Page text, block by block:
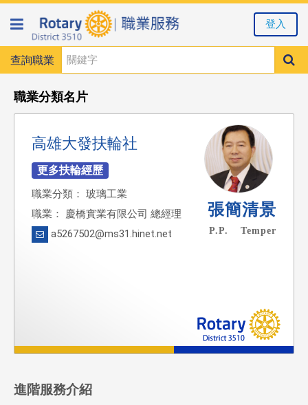
查詢職業
登入
職業分類名片
高雄大發扶輪社
職業分類： 玻璃工業
職業： 慶橋實業有限公司 總經理
a5267502@ms31.hinet.net
張簡清景
P.P. Temper
進階服務介紹